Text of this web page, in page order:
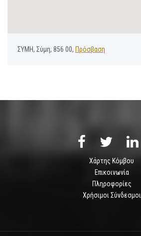
ΣΥΜΗ, Σύμη, 856 00, Πρόσβαση
Χάρτης Κόμβου
Επικοινωνία
Πληροφορίες
Χρήσιμοι Σύνδεσμοι